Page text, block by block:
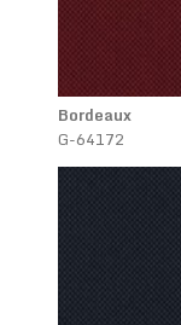
Bordeaux
G-64172